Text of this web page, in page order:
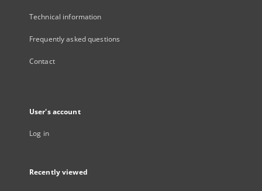
Technical information
Frequently asked questions
Contact
User's account
Log in
Recently viewed